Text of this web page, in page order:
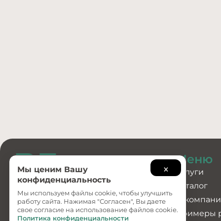
Создание и
продвижение сайтов
Меню
Услуги
Каталог
О
Примеры
×
Мы ценим Вашу
конфиденциальность
Мы используем файлы cookie, чтобы улучшить
работу сайта. Нажимая "Согласен", Вы даете
свое согласие на использование файлов cookie.
Политика конфиденциальности